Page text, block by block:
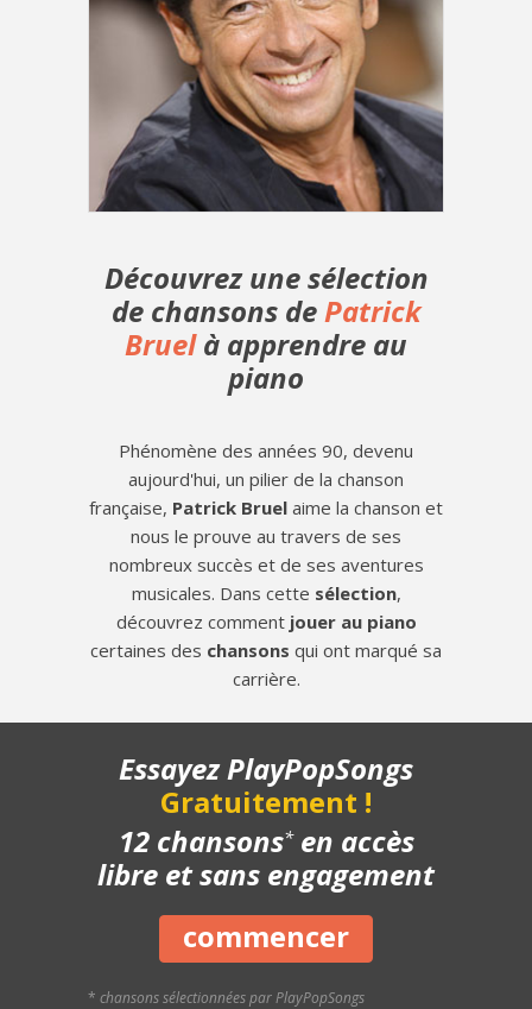
Découvrez une sélection
de chansons dePatrick
Bruelà apprendre au
piano
Phénomène des années 90, devenu
aujourd'hui, un pilier de la chanson
française, Patrick Bruel aime la chanson et
nous le prouve au travers de ses
nombreux succès et de ses aventures
musicales. Dans cette sélection,
découvrez comment jouer au piano
certaines des chansons qui ont marqué sa
carrière.
Essayez PlayPopSongs
Gratuitement !
12 chansons* en accès
libre et sans engagement
commencer
* chansons sélectionnées par PlayPopSongs